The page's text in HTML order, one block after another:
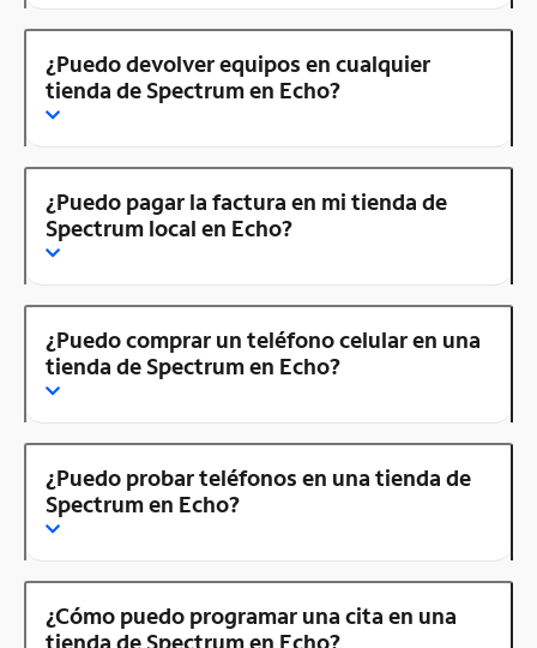
¿Puedo devolver equipos en cualquier
tienda de Spectrum en Echo?
¿Puedo pagar la factura en mi tienda de
Spectrum local en Echo?
¿Puedo comprar un teléfono celular en una
tienda de Spectrum en Echo?
¿Puedo probar teléfonos en una tienda de
Spectrum en Echo?
¿Cómo puedo programar una cita en una
tienda de Spectrum en Echo?